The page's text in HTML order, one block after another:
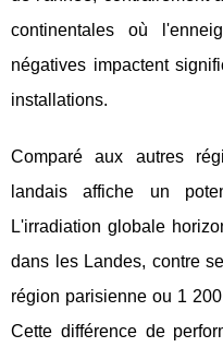
continentales où
négatives impactent
installations.
Comparé aux autres
landais affiche un
L'irradiation globale
dans les Landes, contre
région parisienne ou 1
Cette différence de